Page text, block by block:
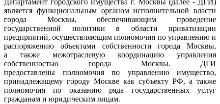
Департамент городского имущества г. Москвы (далее - ДГИ)
является функциональным органом исполнительной власти
города Москвы, обеспечивающим проведение
государственной политики в области приватизации
предприятий, осуществляющим полномочия по управлению и
распоряжению объектами собственности города Москвы,
а также межотраслевую координацию управления
собственностью города Москвы. ДГИ
предоставлены полномочия по управлению имущество,
принадлежащему городу Москве как субъекту РФ, а также
полномочия по оказанию ряда государственных услуг
гражданам и юридическим лицам.